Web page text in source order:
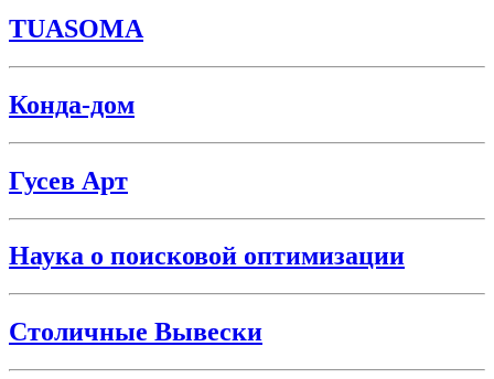
TUASOMA
Конда-дом
Гусев Арт
Наука о поисковой оптимизации
Столичные Вывески